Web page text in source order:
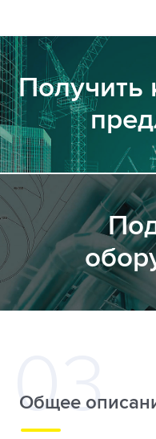
Получить
Общее